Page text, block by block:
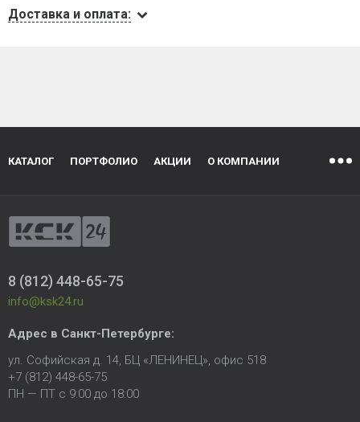
Доставка и оплата:
КАТАЛОГ ПОРТФОЛИО АКЦИИ О КОМПАНИИ
8 (812) 448-65-75
info@ksk24.ru
Адрес в Санкт-Петербурге:
ул. Софийская д. 14, БЦ «ЛЕНИНЕЦ», офис 518
+7 (812) 448-65-75
ПН — ПТ с 9:00 до 18:00